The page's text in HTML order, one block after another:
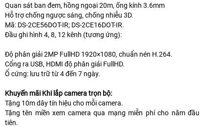
Quan sát ban đem, hồng ngoại 20m, ống kính 3.6mm
Hỗ trợ chống ngược sáng, chống nhiễu 3D.
Mã: DS-2CE56DOT-IR; DS-2CE16DOT-IR.
Đầu ghi hình 4, 8, 12 kênh (tương ứng):
Độ phân giải 2MP FullHD 1920×1080, chuẩn nén H.264.
Cổng ra USB, HDMI độ phân giải FullHD.
Ổ cứng: lưu trữ từ 4 đến 7 ngày.
Khuyến mãi Khi lắp camera trọn bộ:
Tặng 10m dây tín hiệu cho mỗi camera.
Tặng tên miền xem camera qua mạng miễn phí cho năm đầu
tiên.